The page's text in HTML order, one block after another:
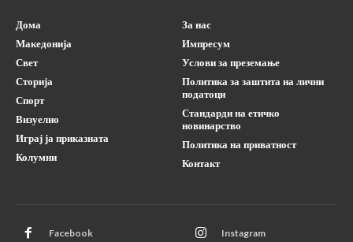
Дома
Македонија
Свет
Сторија
Спорт
Визуелно
Играј ја приказната
Колумни
За нас
Импресум
Услови за преземање
Политика за заштита на лични
податоци
Стандарди на етичко
новинарство
Политика на приватност
Контакт
Facebook Instagram